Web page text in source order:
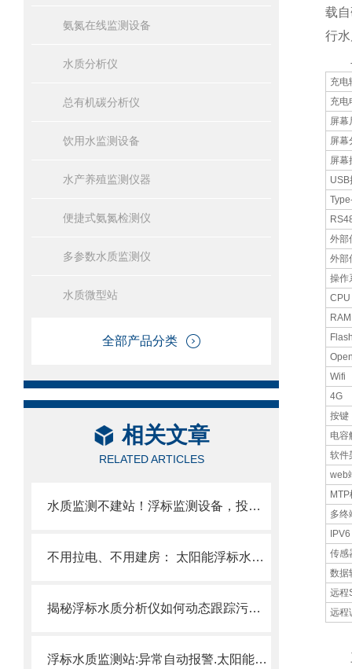
氨氮在线监测设备
水质分析仪
总有机碳分析仪
饮用水监测设备
水产养殖监测仪器
便捷式氨氮检测仪
多参数水质监测仪
水质微型站
全部产品分类
相关文章
RELATED ARTICLES
水质监测不建站！浮标监测设备，投到水里就开测，手机实时看数据.
不用拉电、不用建房： 太阳能浮标水质监测设备，河道、湖泊、水库都能用。
揭秘浮标水质分析仪如何动态跟踪污染扩散，避免水源地污染事故
浮标水质监测站:异常自动报警.太阳能供电，无线传输。
载
行
充电
充电
屏幕
屏幕
屏幕
USB
外部
外部
操作
CPU
RAM
Wifi
4G
按键
电容
软件
web
多终
IPV6
传感
数据
远程
远程
三